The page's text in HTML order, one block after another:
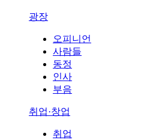
광장
오피니언
사람들
동정
인사
부음
취업·창업
취업